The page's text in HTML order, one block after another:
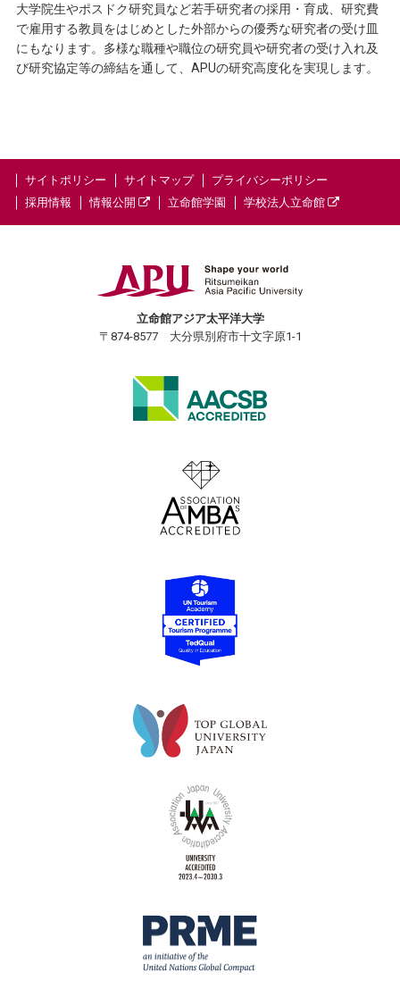
大学院生やポスドク研究員など若手研究者の採用・育成、研究費
で雇用する教員をはじめとした外部からの優秀な研究者の受け皿
にもなります。多様な職種や職位の研究員や研究者の受け入れ及
び研究協定等の締結を通して、APUの研究高度化を実現します。
サイトポリシー サイトマップ
プライバシーポリシー
採用情報
情報公開 立命館学園 学校法人立命館
立命館アジア太平洋大学
〒874-8577 大分県別府市十文字原1-1